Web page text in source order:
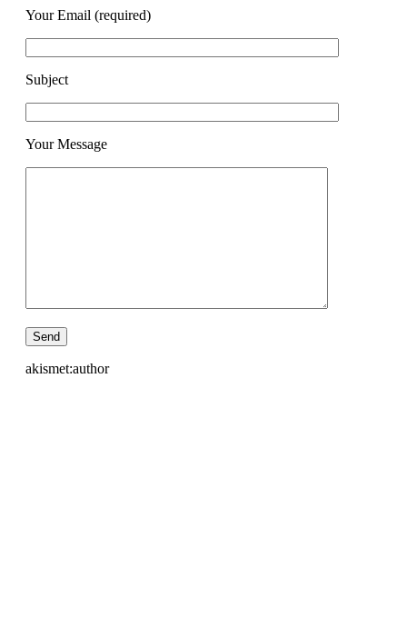
Your Email (required)
Subject
Your Message
akismet:author